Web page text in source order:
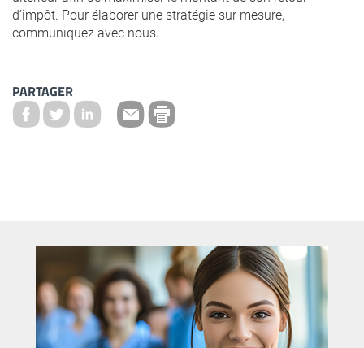
d’impôt. Pour élaborer une stratégie sur mesure,
communiquez avec nous.
PARTAGER